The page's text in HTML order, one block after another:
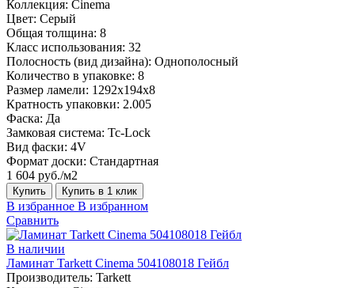
Коллекция: Cinema
Цвет: Серый
Общая толщина: 8
Класс использования: 32
Полосность (вид дизайна): Однополосный
Количество в упаковке: 8
Размер ламели: 1292х194х8
Кратность упаковки: 2.005
Фаска: Да
Замковая система: Tc-Lock
Вид фаски: 4V
Формат доски: Стандартная
1 604 руб./м2
Купить Купить в 1 клик
В избранное В избранном
Сравнить
В наличии
Ламинат Tarkett Cinema 504108018 Гейбл
Производитель: Tarkett